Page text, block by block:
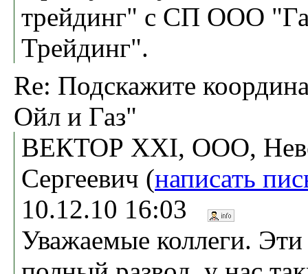
трейдинг" с СП ООО
Трейдинг".
Re: Подскажите
Ойл и Газ"
ВЕКТОР XXI, ООО,
Сергеевич (написать
10.12.10 16:03
Уважаемые коллеги.